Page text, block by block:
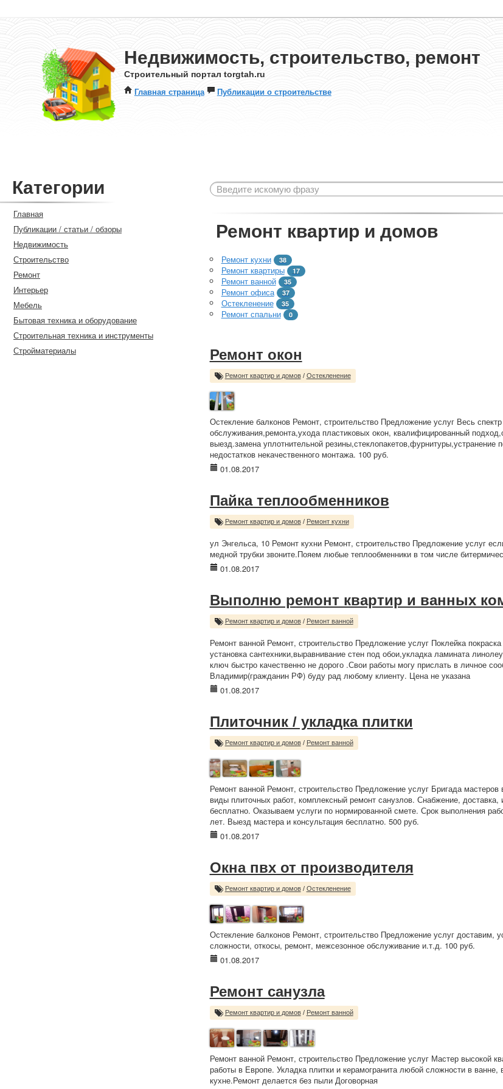
Недвижимость, строительство, ремонт
Строительный портал torgtah.ru
Главная страница Публикации о строительстве
Категории
Главная
Публикации / статьи / обзоры
Недвижимость
Строительство
Ремонт
Интерьер
Мебель
Бытовая техника и оборудование
Строительная техника и инструменты
Стройматериалы
Ремонт квартир и домов
Ремонт кухни 38
Ремонт квартиры 17
Ремонт ванной 35
Ремонт офиса 37
Остекленение 35
Ремонт спальни 0
Ремонт окон
Ремонт квартир и домов/ Остекленение
Остекление балконов Ремонт, строительство Предложение услуг Весь спектр
обслуживания,ремонта,ухода пластиковых окон, квалифицированный
выезд.замена уплотнительной резины,стеклопакетов,фурнитуры,устранение
недостатков некачественного монтажа. 100 руб.
01.08.2017
Пайка теплообменников
Ремонт квартир и домов/ Ремонт кухни
ул Энгельса, 10 Ремонт кухни Ремонт, строительство Предложение услуг
медной трубки звоните.Пояем любые теплообменники в том числе
01.08.2017
Выполню ремонт квартир и ванных
Ремонт квартир и домов/ Ремонт ванной
Ремонт ванной Ремонт, строительство Предложение услуг Поклейка
установка сантехники,выравнивание стен под обои,укладка ламината
ключ быстро качественно не дорого .Свои работы могу прислать в личное
Владимир(гражданин РФ) буду рад любому клиенту. Цена не указана
01.08.2017
Плиточник / укладка плитки
Ремонт квартир и домов/ Ремонт ванной
Ремонт ванной Ремонт, строительство Предложение услуг Бригада мастеров
виды плиточных работ, комплексный ремонт санузлов. Снабжение, доставка,
бесплатно. Оказываем услуги по нормированной смете. Срок выполнения
лет. Выезд мастера и консультация бесплатно. 500 руб.
01.08.2017
Окна пвх от производителя
Ремонт квартир и домов/ Остекленение
Остекление балконов Ремонт, строительство Предложение услуг доставим,
сложности, откосы, ремонт, межсезонное обслуживание и.т.д. 100 руб.
01.08.2017
Ремонт санузла
Ремонт квартир и домов/ Ремонт ванной
Ремонт ванной Ремонт, строительство Предложение услуг Мастер высокой
работы в Европе. Укладка плитки и керамогранита любой сложности в ванне,
кухне.Ремонт делается без пыли Договорная